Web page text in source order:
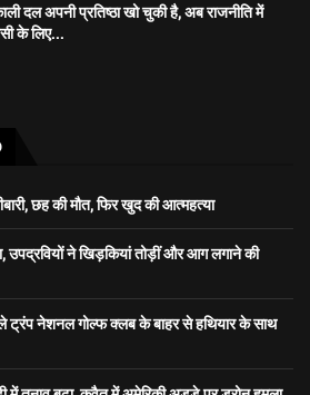
दल अपनी प्रतिष्ठा खो चुकी है, अब राजनीति में
के लिए...
छह की मौत, फिर खुद की आत्महत्या
ने खिड़कियां तोड़ीं और आग लगाने की
ट्रंप नेशनल गोल्फ क्लब के बाहर से हथियार के साथ